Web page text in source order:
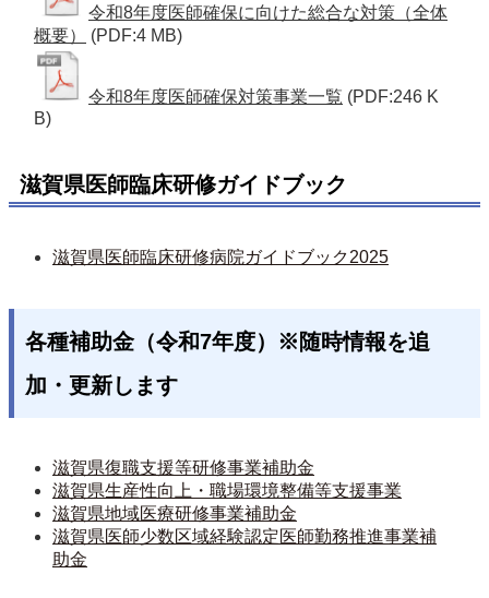
令和8年度医師確保に向けた総合な対策（全体
概要）
(PDF:4 MB)
令和8年度医師確保対策事業一覧 (PDF:246 K
B)
滋賀県医師臨床研修ガイドブック
滋賀県医師臨床研修病院ガイドブック2025
各種補助金（令和7年度）※随時情報を追
加・更新します
滋賀県復職支援等研修事業補助金
滋賀県生産性向上・職場環境整備等支援事業
滋賀県地域医療研修事業補助金
滋賀県医師少数区域経験認定医師勤務推進事業補
助金